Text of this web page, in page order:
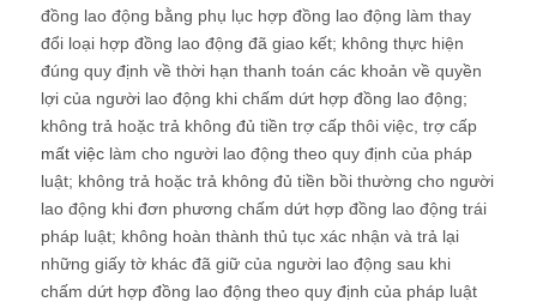
đồng lao động bằng phụ lục hợp đồng lao động làm thay
đổi loại hợp đồng lao động đã giao kết; không thực hiện
đúng quy định về thời hạn thanh toán các khoản về quyền
lợi của người lao động khi chấm dứt hợp đồng lao động;
không trả hoặc trả không đủ tiền trợ cấp thôi việc, trợ cấp
mất việc làm cho người lao động theo quy định của pháp
luật; không trả hoặc trả không đủ tiền bồi thường cho người
lao động khi đơn phương chấm dứt hợp đồng lao động trái
pháp luật; không hoàn thành thủ tục xác nhận và trả lại
những giấy tờ khác đã giữ của người lao động sau khi
chấm dứt hợp đồng lao động theo quy định của pháp luật